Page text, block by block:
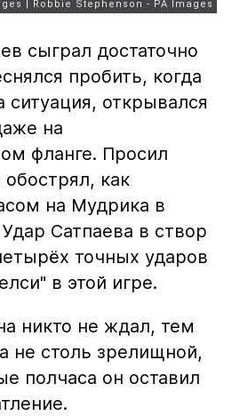
сыграл достаточно
пробить, когда
ситуация, открывался
на
фланге. Просил
как
на Мудрика в
Сатпаева в створ
точных ударов
в этой игре.
никто не ждал, тем
не столь зрелищной,
полчаса он оставил